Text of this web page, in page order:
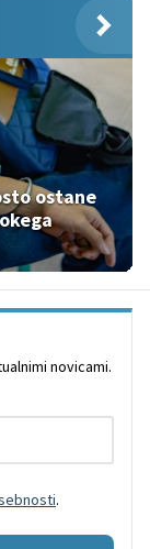
ostane
novicami.
.